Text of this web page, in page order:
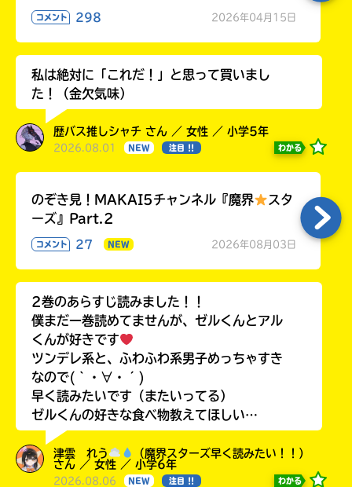
コメント 298 2026年04月15日
私は絶対に「これだ！」と思って買いまし
た！（金欠気味）
歴バス推しシャチ さん ／ 女性 ／ 小学5年
2026.08.01 NEW 注目 !! わかる
のぞき見！MAKAI5チャンネル『魔界
スタ
ーズ』Part.2
コメント 27 NEW 2026年08月03日
2巻のあらすじ読みました！！
僕まだ一巻読めてませんが、ゼルくんとアル
くんが好きです
ツンデレ系と、ふわふわ系男子めっちゃすき
なので(｀・∀・´)
早く読みたいです（またいってる）
ゼルくんの好きな食べ物教えてほしい…
津雲 れう
（魔界スターズ早く読みたい！！）
さん ／ 女性 ／ 小学6年
2026.08.06 NEW 注目 !! わかる